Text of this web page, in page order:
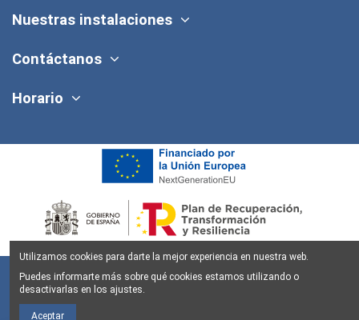
Nuestras instalaciones
Contáctanos
Horario
Aviso legal
Utilizamos cookies para darte la mejor experiencia en nuestra web.
Puedes informarte más sobre qué cookies estamos utilizando o
desactivarlas en los ajustes.
Aceptar